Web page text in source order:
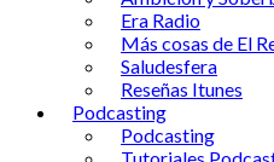
Era Radio
Más cosas de El
Saludesfera
Reseñas Itunes
Podcasting
Podcasting